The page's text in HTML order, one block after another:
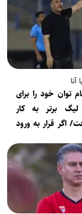
توان خود را برای
برتر به کار
اگر قرار به ورود
را داریم